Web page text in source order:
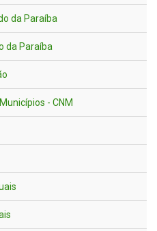
da Paraíba
da Paraíba
- CNM